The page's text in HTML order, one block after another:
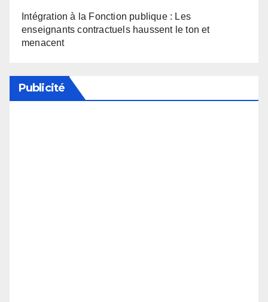
Intégration à la Fonction publique : Les
enseignants contractuels haussent le ton et
menacent
Publicité